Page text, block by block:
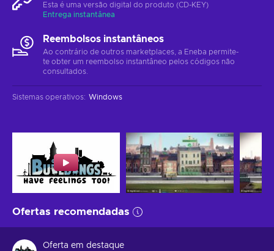
Esta é uma versão digital do produto (CD-KEY)
Entrega instantânea
Reembolsos instantâneos
Ao contrário de outros marketplaces, a Eneba permite-
te obter um reembolso instantâneo pelos códigos não
consultados.
Sistemas operativos: Windows
Ofertas recomendadas
Oferta em destaque